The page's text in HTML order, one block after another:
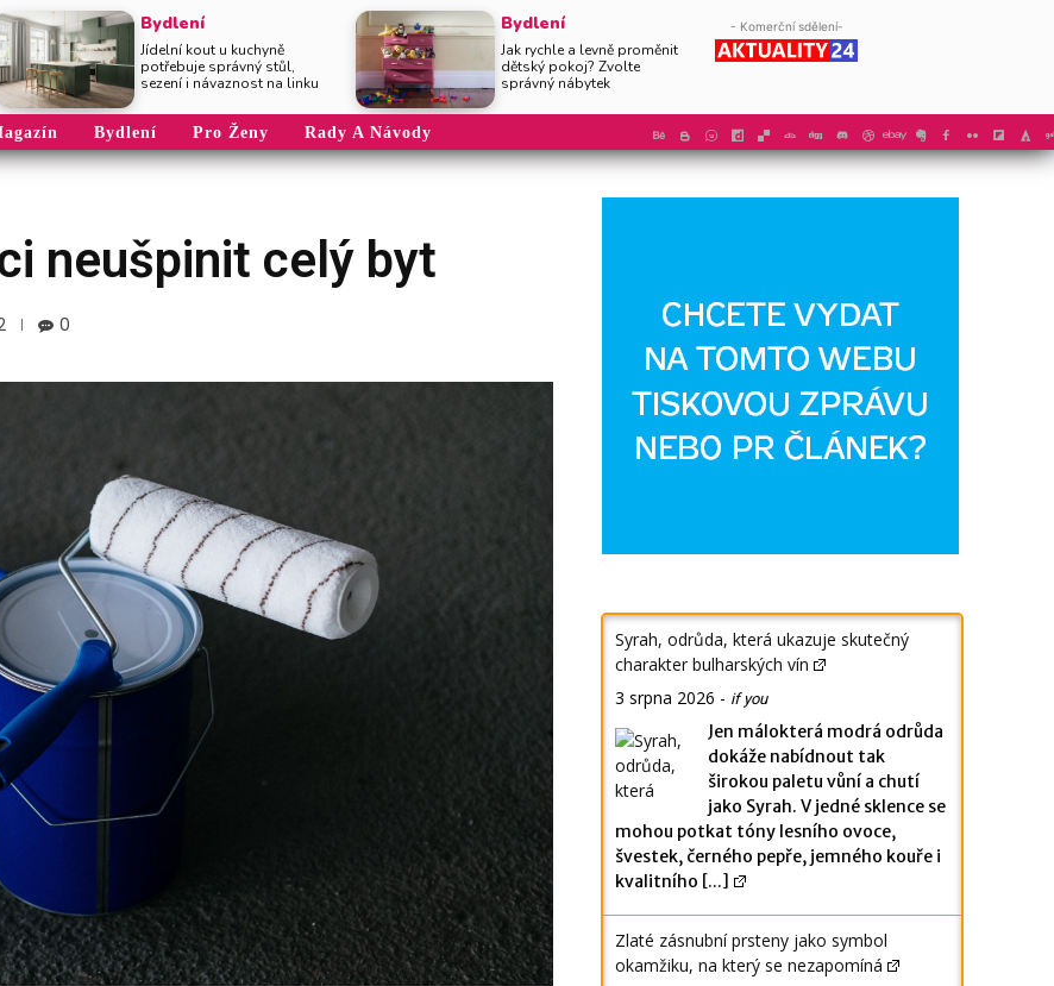
Bydlení
Jídelní kout u kuchyně
potřebuje správný stůl,
sezení i návaznost na linku
Bydlení
Jak rychle a levně proměnit
dětský pokoj? Zvolte
správný nábytek
- Komerční sdělení-
Bydlení Pro Ženy Rady A Návody
neušpinit celý byt
0
Syrah, odrůda, která ukazuje skutečný
charakter bulharských vín
3 srpna 2026 - if you
Jen málokterá modrá odrůda
dokáže nabídnout tak
širokou paletu vůní a chutí
jako Syrah. V jedné sklence se
mohou potkat tóny lesního ovoce,
švestek, černého pepře, jemného kouře i
kvalitního [...]
Zlaté zásnubní prsteny jako symbol
okamžiku, na který se nezapomíná